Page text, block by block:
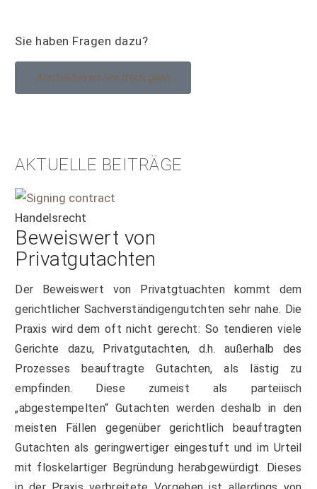
Sie haben Fragen dazu?
Kontaktieren Sie mich gern
AKTUELLE BEITRÄGE
Handelsrecht
Beweiswert von
Privatgutachten
Der Beweiswert von Privatgtuachten kommt dem
gerichtlicher Sachverständigengutchten sehr nahe. Die
Praxis wird dem oft nicht gerecht: So tendieren viele
Gerichte dazu, Privatgutachten, d.h. außerhalb des
Prozesses beauftragte Gutachten, als lästig zu
empfinden. Diese zumeist als parteiisch
„abgestempelten“ Gutachten werden deshalb in den
meisten Fällen gegenüber gerichtlich beauftragten
Gutachten als geringwertiger eingestuft und im Urteil
mit floskelartiger Begründung herabgewürdigt. Dieses